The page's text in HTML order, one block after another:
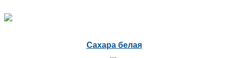
Сахара белая